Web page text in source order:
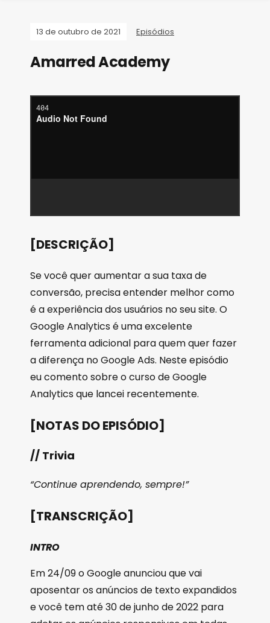
13 de outubro de 2021 Episódios
Amarred Academy
[DESCRIÇÃO]
Se você quer aumentar a sua taxa de
conversão, precisa entender melhor como
é a experiência dos usuários no seu site. O
Google Analytics é uma excelente
ferramenta adicional para quem quer fazer
a diferença no Google Ads. Neste episódio
eu comento sobre o curso de Google
Analytics que lancei recentemente.
[NOTAS DO EPISÓDIO]
// Trivia
“Continue aprendendo, sempre!”
[TRANSCRIÇÃO]
INTRO
Em 24/09 o Google anunciou que vai
aposentar os anúncios de texto expandidos
e você tem até 30 de junho de 2022 para